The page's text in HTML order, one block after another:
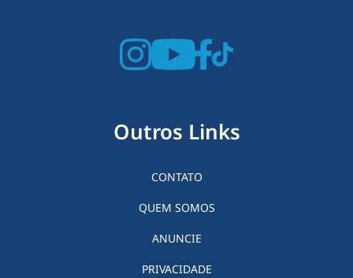
Outros Links
CONTATO
QUEM SOMOS
ANUNCIE
PRIVACIDADE